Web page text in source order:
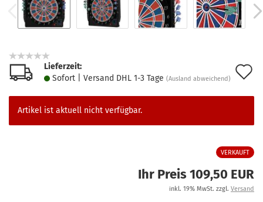
Lieferzeit:
Sofort | Versand DHL 1-3 Tage (Ausland abweichend)
Artikel ist aktuell nicht verfügbar.
VERKAUFT
Ihr Preis 109,50 EUR
inkl. 19% MwSt. zzgl. Versand